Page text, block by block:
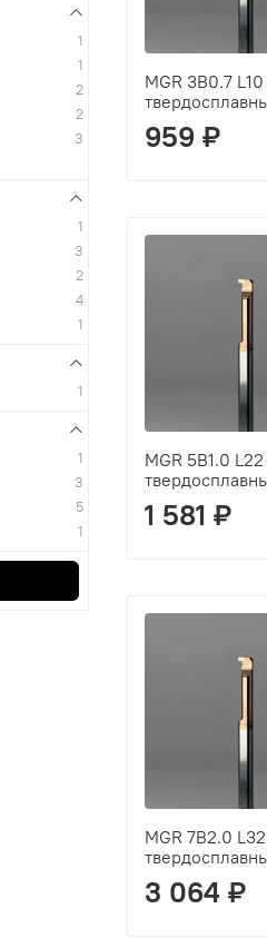
MGR 3B0.7
959 ₽
MGR 5B1.0
1 581 ₽
MGR 7B2.0
3 064 ₽
1
1
2
2
3
1
3
2
4
1
1
1
3
5
1